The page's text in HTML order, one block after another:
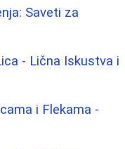
Saveti za
- Lična Iskustva i
i Flekama -